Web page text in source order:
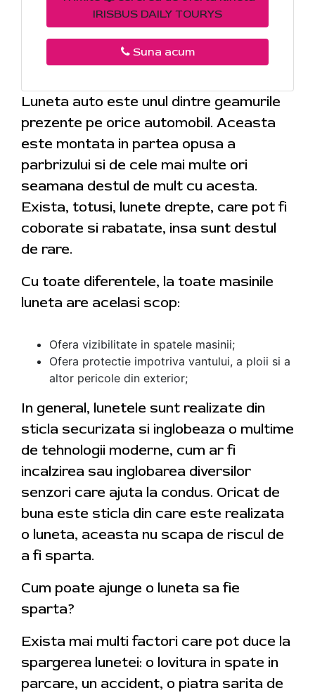
IRISBUS DAILY TOURYS
Suna acum
Luneta auto este unul dintre geamurile
prezente pe orice automobil. Aceasta
este montata in partea opusa a
parbrizului si de cele mai multe ori
seamana destul de mult cu acesta.
Exista, totusi, lunete drepte, care pot fi
coborate si rabatate, insa sunt destul
de rare.
Cu toate diferentele, la toate masinile
luneta are acelasi scop:
Ofera vizibilitate in spatele masinii;
Ofera protectie impotriva vantului, a ploii si a
altor pericole din exterior;
In general, lunetele sunt realizate din
sticla securizata si inglobeaza o multime
de tehnologii moderne, cum ar fi
incalzirea sau inglobarea diversilor
senzori care ajuta la condus. Oricat de
buna este sticla din care este realizata
o luneta, aceasta nu scapa de riscul de
a fi sparta.
Cum poate ajunge o luneta sa fie
sparta?
Exista mai multi factori care pot duce la
spargerea lunetei: o lovitura in spate in
parcare, un accident, o piatra sarita de